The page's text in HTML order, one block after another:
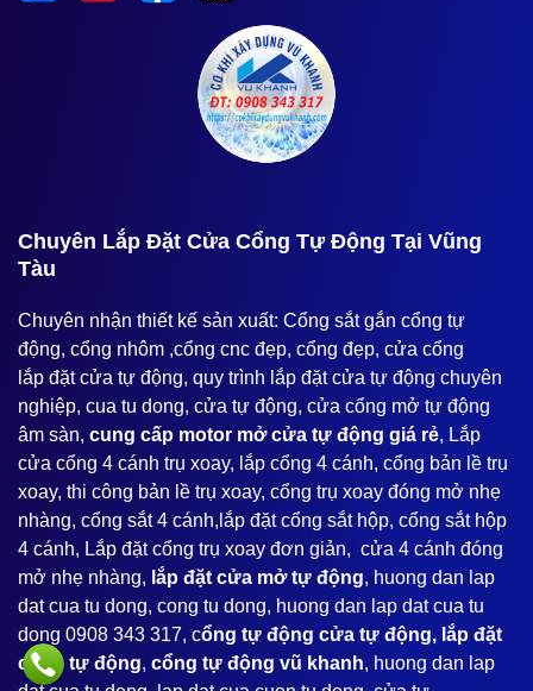
️Chuyên Lắp Đặt Cửa Cổng Tự Động Tại Vũng
Tàu
Chuyên nhận thiết kế sản xuất: Cổng sắt gắn cổng tự
động, cổng nhôm ,cổng cnc đẹp, cổng đẹp, cửa cổng
lắp đặt cửa tự động, quy trình lắp đặt cửa tự động chuyên
nghiệp, cua tu dong, cửa tự động, cửa cổng mở tự động
âm sàn, cung cấp motor mở cửa tự động giá rẻ, Lắp
cửa cổng 4 cánh trụ xoay, lắp cổng 4 cánh, cổng bản lề trụ
xoay, thi công bản lề trụ xoay, cổng trụ xoay đóng mở nhẹ
nhàng, cổng sắt 4 cánh,lắp đặt cổng sắt hộp, cổng sắt hộp
4 cánh, Lắp đặt cổng trụ xoay đơn giản, cửa 4 cánh đóng
mở nhẹ nhàng, lắp đặt cửa mở tự động, huong dan lap
dat cua tu dong, cong tu dong, huong dan lap dat cua tu
dong 0908 343 317, cổng tự động cửa tự động, lắp đặt
cổng tự động, cổng tự động vũ khanh, huong dan lap